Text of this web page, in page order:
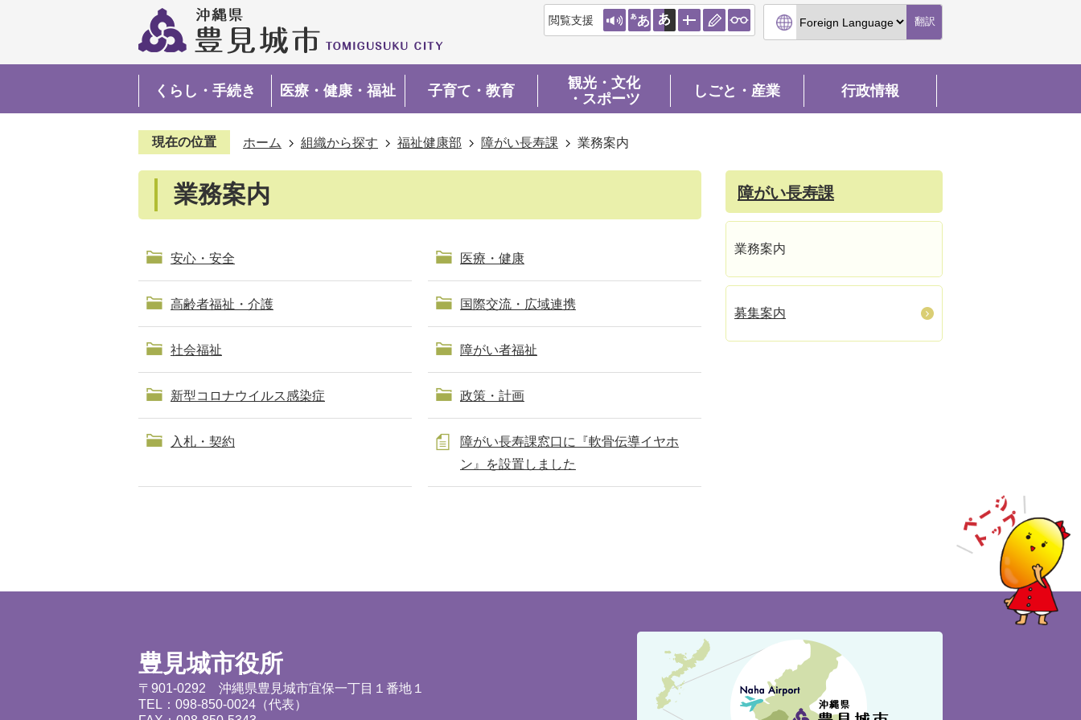
閲覧支援 翻訳
くらし・手続き 医療・健康・福祉 子育て・教育
観光・文化
・スポーツ
しごと・産業 行政情報
現在の位置 ホーム 組織から探す 福祉健康部 障がい長寿課 業務案内
業務案内
安心・安全 医療・健康
高齢者福祉・介護 国際交流・広域連携
社会福祉 障がい者福祉
新型コロナウイルス感染症 政策・計画
入札・契約
障がい長寿課窓口に『軟骨伝導イヤホ
ン』を設置しました
障がい長寿課
業務案内
募集案内
豊見城市役所
〒901-0292 沖縄県豊見城市宜保一丁目１番地１
TEL：098-850-0024（代表）